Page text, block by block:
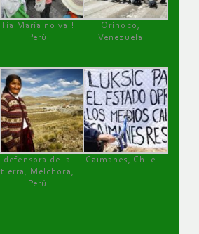
Tía María no va !
Perú
Orinoco,
Venezuela
defensora de la
tierra, Melchora,
Perú
Caimanes, Chile